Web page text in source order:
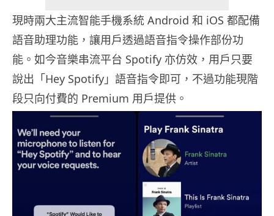
現時兩大主流智能手機系統 Android 和 iOS 都配備
語音助理功能，讓用戶透過語音指令操作部份功
能。如今音樂串流平台 Spotify 亦仿效，用戶只要
說出「Hey Spotify」語音指令即可，不過功能現階
段只向付費的 Premium 用戶提供。